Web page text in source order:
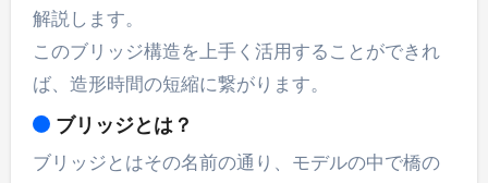
解説します。
このブリッジ構造を上手く活用することができれ
ば、造形時間の短縮に繋がります。
ブリッジとは？
ブリッジとはその名前の通り、モデルの中で橋の